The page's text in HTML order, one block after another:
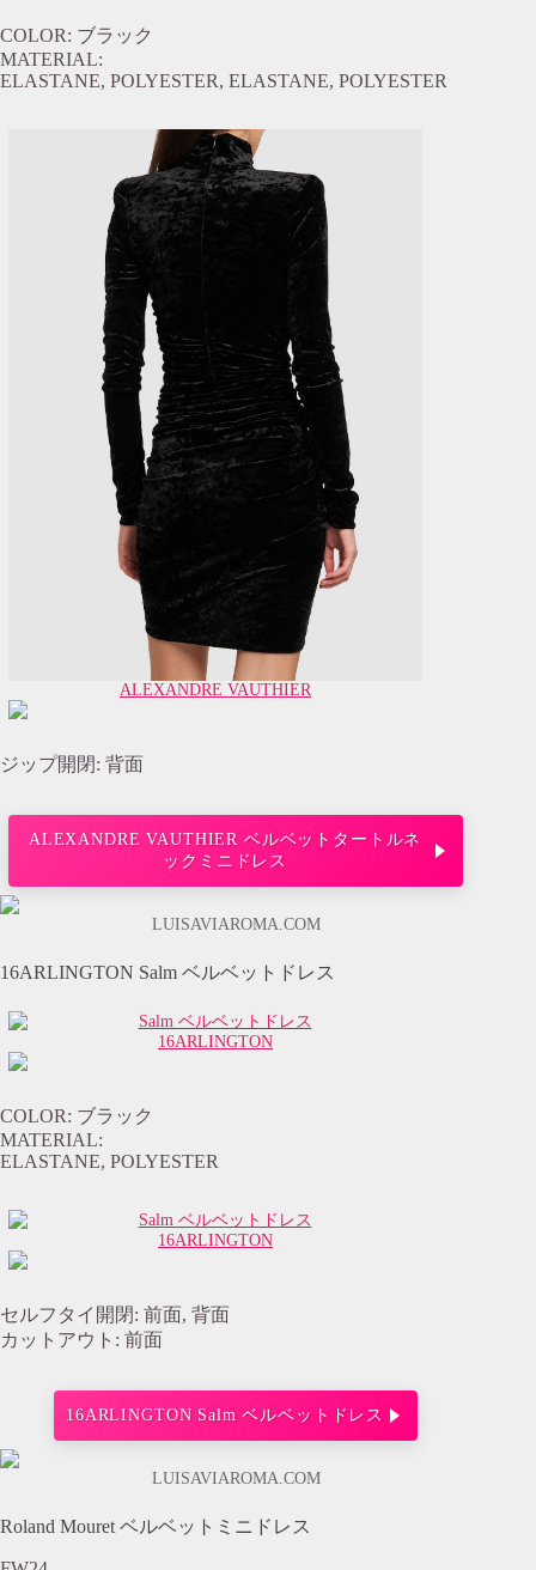
COLOR: ブラック
MATERIAL:
ELASTANE, POLYESTER, ELASTANE, POLYESTER
ALEXANDRE VAUTHIER
ジップ開閉: 背面
ALEXANDRE VAUTHIER ベルベットタートルネ
ックミニドレス
LUISAVIAROMA.COM
16ARLINGTON Salm ベルベットドレス
16ARLINGTON
COLOR: ブラック
MATERIAL:
ELASTANE, POLYESTER
16ARLINGTON
セルフタイ開閉: 前面, 背面
カットアウト: 前面
16ARLINGTON Salm ベルベットドレス
LUISAVIAROMA.COM
Roland Mouret ベルベットミニドレス